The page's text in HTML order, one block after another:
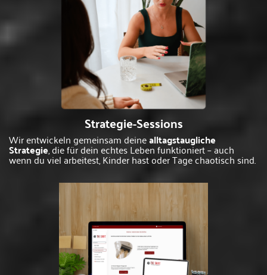
Strategie-Sessions
Wir entwickeln gemeinsam deinealltagstaugliche
Strategie, die für dein echtes Leben funktioniert – auch
wenn du viel arbeitest, Kinder hast oder Tage chaotisch sind.